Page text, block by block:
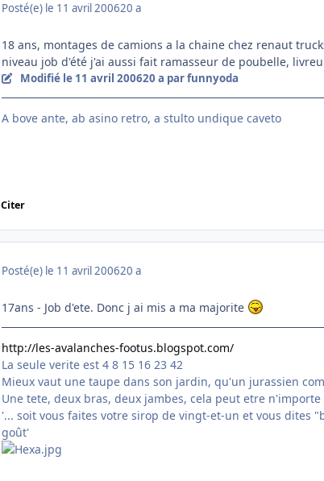
Posté(e) le 11 avril 200620 a
18 ans, montages de camions a la chaine chez renaut
niveau job d'été j'ai aussi fait ramasseur de poubelle,
Modifié le 11 avril 200620 a par funnyoda
A bove ante, ab asino retro, a stulto undique caveto
Citer
Posté(e) le 11 avril 200620 a
17ans - Job d'ete. Donc j ai mis a ma majorite
http://les-avalanches-footus.blogspot.com/
La seule verite est 4 8 15 16 23 42
Mieux vaut une taupe dans son jardin, qu'un jurassien
Une tete, deux bras, deux jambes, cela peut etre
'... soit vous faites votre sirop de vingt-et-un et vous dites
goût'